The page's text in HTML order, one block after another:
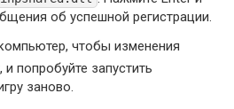
об успешной регистрации.
чтобы изменения
и попробуйте запустить
заново.